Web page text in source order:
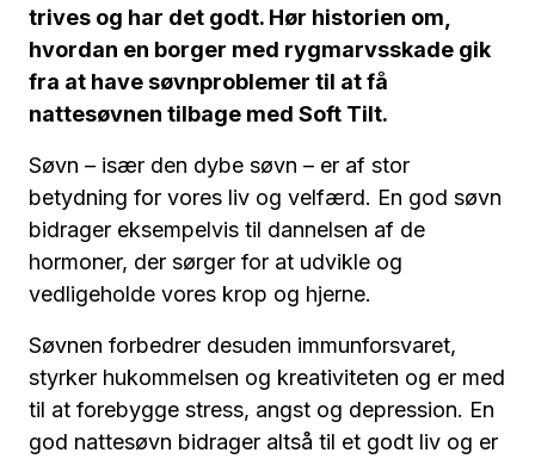
trives og har det godt. Hør historien om,
hvordan en borger med rygmarvsskade gik
fra at have søvnproblemer til at få
nattesøvnen tilbage med Soft Tilt.
Søvn – især den dybe søvn – er af stor
betydning for vores liv og velfærd. En god søvn
bidrager eksempelvis til dannelsen af de
hormoner, der sørger for at udvikle og
vedligeholde vores krop og hjerne.
Søvnen forbedrer desuden immunforsvaret,
styrker hukommelsen og kreativiteten og er med
til at forebygge stress, angst og depression. En
god nattesøvn bidrager altså til et godt liv og er